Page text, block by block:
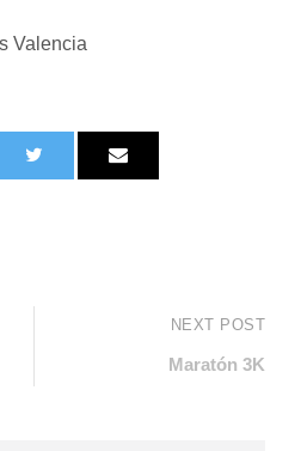
Valencia
NEXT POST
Maratón 3K